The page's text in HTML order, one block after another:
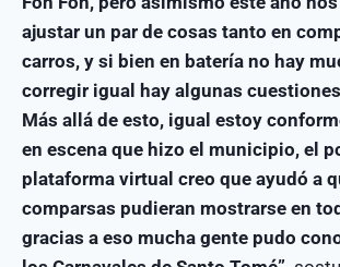
ajustar un par de cosas tanto en
carros, y si bien en batería no hay
corregir igual hay algunas
Más allá de esto, igual estoy
en escena que hizo el municipio, el
plataforma virtual creo que ayudó a
comparsas pudieran mostrarse en
gracias a eso mucha gente pudo